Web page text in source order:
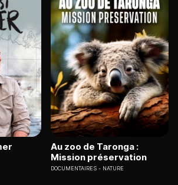
Au zoo de Taronga :
Mission préservation
DOCUMENTAIRES NATURE